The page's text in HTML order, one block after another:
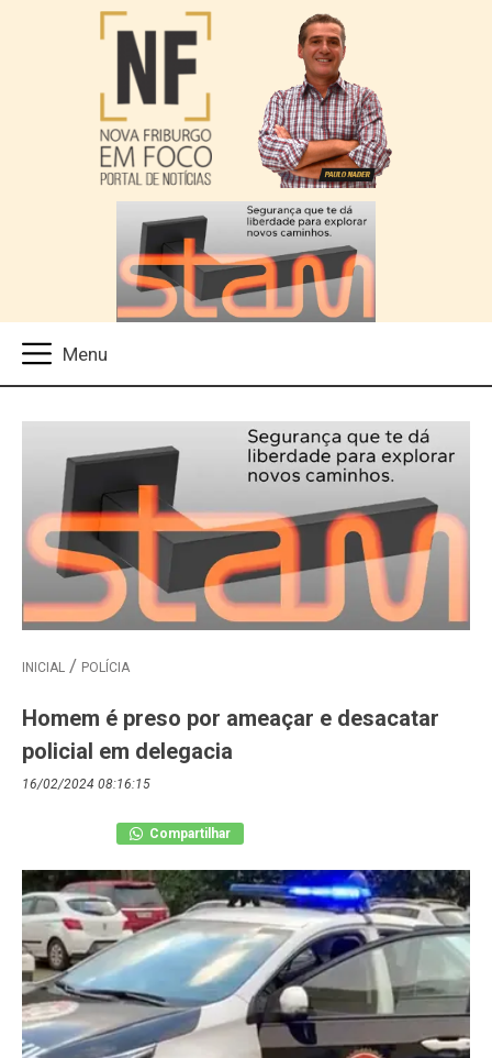
INICIAL POLÍCIA
Homem é preso por ameaçar e desacatar
policial em delegacia
16/02/2024 08:16:15
Compartilhar